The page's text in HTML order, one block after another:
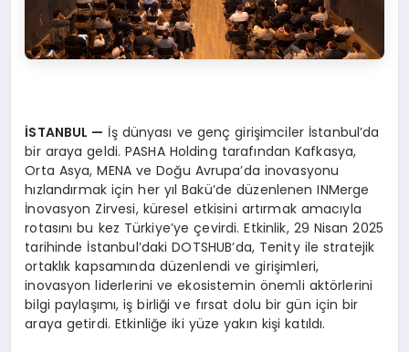
İSTANBUL — İş dünyası ve genç girişimciler İstanbul’da
bir araya geldi. PASHA Holding tarafından Kafkasya,
Orta Asya, MENA ve Doğu Avrupa’da inovasyonu
hızlandırmak için her yıl Bakü’de düzenlenen INMerge
İnovasyon Zirvesi, küresel etkisini artırmak amacıyla
rotasını bu kez Türkiye’ye çevirdi. Etkinlik, 29 Nisan 2025
tarihinde İstanbul’daki DOTSHUB’da, Tenity ile stratejik
ortaklık kapsamında düzenlendi ve girişimleri,
inovasyon liderlerini ve ekosistemin önemli aktörlerini
bilgi paylaşımı, iş birliği ve fırsat dolu bir gün için bir
araya getirdi. Etkinliğe iki yüze yakın kişi katıldı.